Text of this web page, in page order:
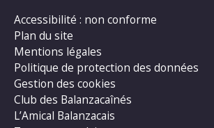
Accessibilité : non conforme
Plan du site
Mentions légales
Politique de protection des données
Gestion des cookies
Club des Balanzacaînés
L’Amical Balanzacais